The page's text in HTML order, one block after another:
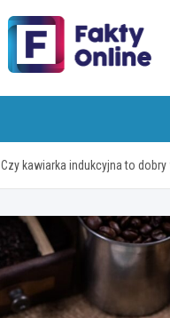
Czy kawiarka indukcyjna to dobry